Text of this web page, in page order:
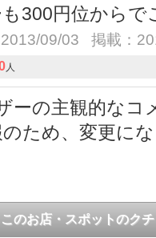
300円位から
:2013/09/03 掲載：
人
ーの主観的なコ
ため、変更に
このお店・スポットのク